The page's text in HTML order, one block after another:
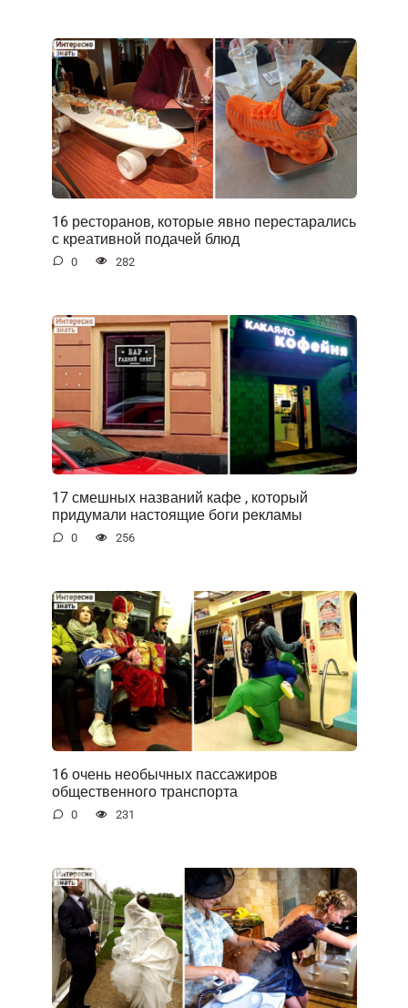
16 ресторанов, которые явно перестарались
с креативной подачей блюд
0 282
17 смешных названий кафе , который
придумали настоящие боги рекламы
0 256
16 очень необычных пассажиров
общественного транспорта
0 231